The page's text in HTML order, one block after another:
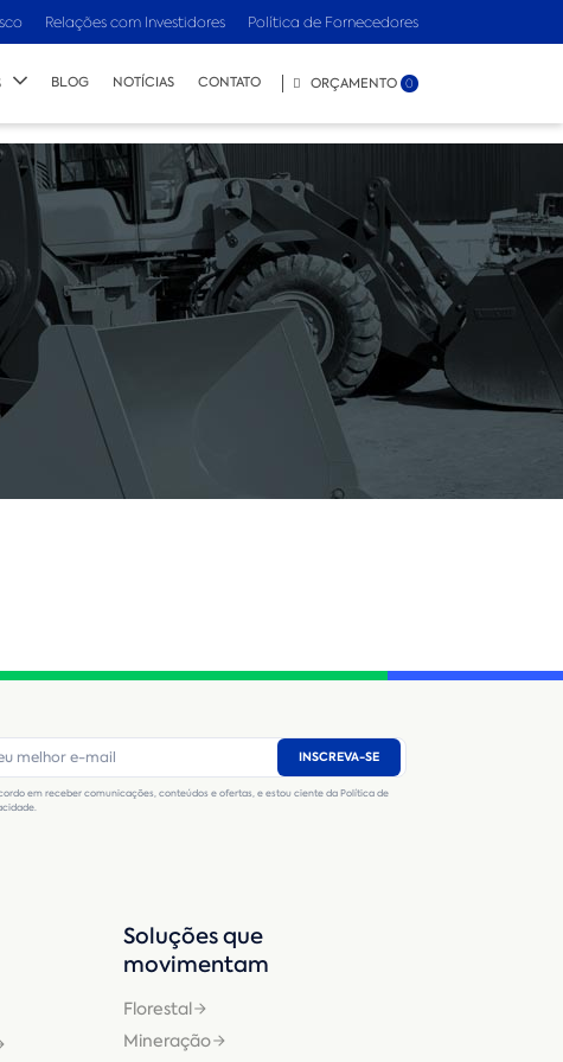
Relações com Investidores Política de Fornecedores
BLOG NOTÍCIAS CONTATO ORÇAMENTO 0
INSCREVA-SE
em receber comunicações, conteúdos e ofertas, e estou ciente da Política de
Soluções que
movimentam
Florestal
Mineração